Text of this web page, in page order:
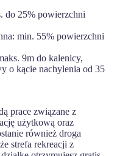
do 25% powierzchni
min. 55% powierzchni
9m do kalenicy,
o kącie nachylenia od 35
prace związane z
użytkową oraz
również droga
strefa rekreacji z